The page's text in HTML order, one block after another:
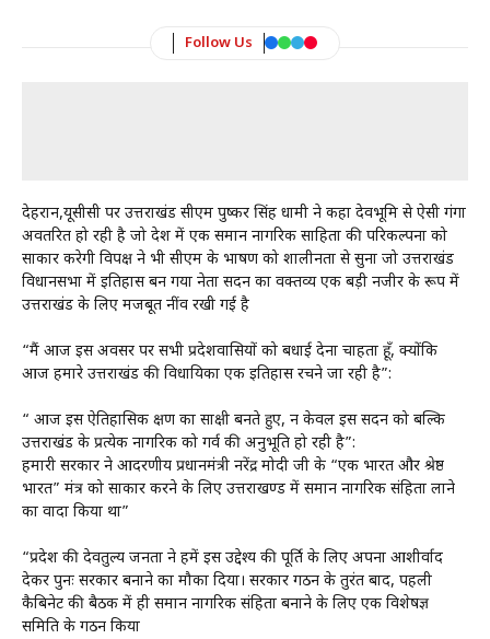
Follow Us
देहरादून,यूसीसी पर उत्तराखंड सीएम पुष्कर सिंह धामी ने कहा देवभूमि से ऐसी गंगा
अवतरित हो रही है जो देश में एक समान नागरिक साहिता की परिकल्पना को
साकार करेगी विपक्ष ने भी सीएम के भाषण को शालीनता से सुना जो उत्तराखंड
विधानसभा में इतिहास बन गया नेता सदन का वक्तव्य एक बड़ी नजीर के रूप में
उत्तराखंड के लिए मजबूत नींव रखी गई है
“मैं आज इस अवसर पर सभी प्रदेशवासियों को बधाई देना चाहता हूँ, क्योंकि
आज हमारे उत्तराखंड की विधायिका एक इतिहास रचने जा रही है”:
“ आज इस ऐतिहासिक क्षण का साक्षी बनते हुए, न केवल इस सदन को बल्कि
उत्तराखंड के प्रत्येक नागरिक को गर्व की अनुभूति हो रही है”:
हमारी सरकार ने आदरणीय प्रधानमंत्री नरेंद्र मोदी जी के “एक भारत और श्रेष्ठ
भारत” मंत्र को साकार करने के लिए उत्तराखण्ड में समान नागरिक संहिता लाने
का वादा किया था”
“प्रदेश की देवतुल्य जनता ने हमें इस उद्देश्य की पूर्ति के लिए अपना आशीर्वाद
देकर पुनः सरकार बनाने का मौका दिया। सरकार गठन के तुरंत बाद, पहली
कैबिनेट की बैठक में ही समान नागरिक संहिता बनाने के लिए एक विशेषज्ञ
समिति के गठन किया